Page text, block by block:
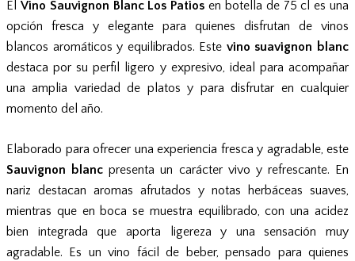
El Vino Sauvignon Blanc Los Patios en botella de 75 cl es una
opción fresca y elegante para quienes disfrutan de vinos
blancos aromáticos y equilibrados. Este vino suavignon blanc
destaca por su perfil ligero y expresivo, ideal para acompañar
una amplia variedad de platos y para disfrutar en cualquier
momento del año.
Elaborado para ofrecer una experiencia fresca y agradable, este
Sauvignon blanc presenta un carácter vivo y refrescante. En
nariz destacan aromas afrutados y notas herbáceas suaves,
mientras que en boca se muestra equilibrado, con una acidez
bien integrada que aporta ligereza y una sensación muy
agradable. Es un vino fácil de beber, pensado para quienes